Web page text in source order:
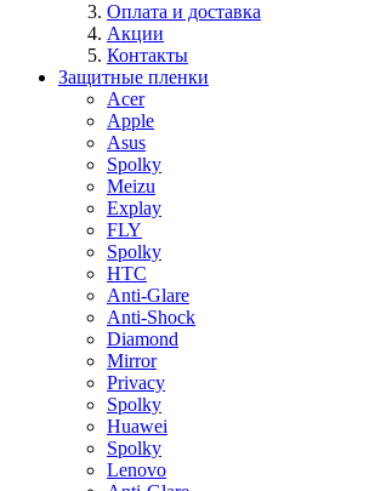
Оплата и доставка
Акции
Контакты
Защитные пленки
Acer
Apple
Asus
Spolky
Meizu
Explay
FLY
Spolky
HTC
Anti-Glare
Anti-Shock
Diamond
Mirror
Privacy
Spolky
Huawei
Spolky
Lenovo